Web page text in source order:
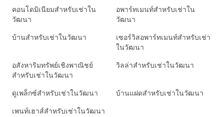
คอนโดมิเนียมสำหรับเช่าใน
วัฒนา
อพาร์ทเมนท์สำหรับเช่าใน
วัฒนา
บ้านสำหรับเช่าในวัฒนา
เซอร์วิสอพาร์ทเมนท์สำหรับเช่า
ในวัฒนา
อสังหาริมทรัพย์เชิงพาณิชย์
สำหรับเช่าในวัฒนา
วิลล่าสำหรับเช่าในวัฒนา
ดูเพล็กซ์สำหรับเช่าในวัฒนา บ้านแฝดสำหรับเช่าในวัฒนา
เพนท์เฮาส์สำหรับเช่าในวัฒนา